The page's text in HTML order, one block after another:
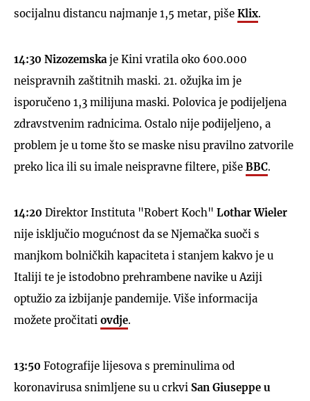
socijalnu distancu najmanje 1,5 metar, piše Klix.
14:30 Nizozemska je Kini vratila oko 600.000
neispravnih zaštitnih maski. 21. ožujka im je
isporučeno 1,3 milijuna maski. Polovica je podijeljena
zdravstvenim radnicima. Ostalo nije podijeljeno, a
problem je u tome što se maske nisu pravilno zatvorile
preko lica ili su imale neispravne filtere, piše BBC.
14:20 Direktor Instituta "Robert Koch" Lothar Wieler
nije isključio mogućnost da se Njemačka suoči s
manjkom bolničkih kapaciteta i stanjem kakvo je u
Italiji te je istodobno prehrambene navike u Aziji
optužio za izbijanje pandemije. Više informacija
možete pročitati ovdje.
13:50 Fotografije lijesova s preminulima od
koronavirusa snimljene su u crkvi San Giuseppe u